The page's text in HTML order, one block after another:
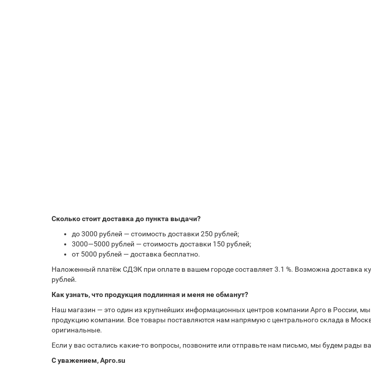
Сколько стоит доставка до пункта выдачи?
до 3000 рублей — стоимость доставки 250 рублей;
3000—5000 рублей — стоимость доставки 150 рублей;
от 5000 рублей — доставка бесплатно.
Наложенный платёж СДЭК при оплате в вашем городе составляет 3.1 %. Возможна доставка
рублей.
Как узнать, что продукция подлинная и меня не обманут?
Наш магазин — это один из крупнейших информационных центров компании Арго в России,
продукцию компании. Все товары поставляются нам напрямую с центрального склада в
оригинальные.
Если у вас остались какие-то вопросы, позвоните или отправьте нам письмо, мы будем рады
С уважением, Арго.su